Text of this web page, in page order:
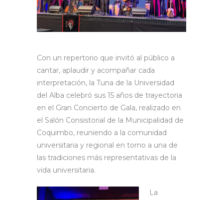
Con un repertorio que invitó al público a
cantar, aplaudir y acompañar cada
interpretación, la Tuna de la Universidad
del Alba celebró sus 15 años de trayectoria
en el Gran Concierto de Gala, realizado en
el Salón Consistorial de la Municipalidad de
Coquimbo, reuniendo a la comunidad
universitaria y regional en torno a una de
las tradiciones más representativas de la
vida universitaria.
La